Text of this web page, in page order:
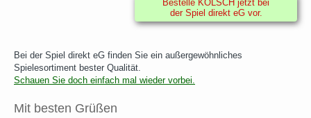
Bestelle KÖLSCH jetzt bei
der Spiel direkt eG vor.
Bei der Spiel direkt eG finden Sie ein außergewöhnliches
Spielesortiment bester Qualität.
Schauen Sie doch einfach mal wieder vorbei.
Mit besten Grüßen